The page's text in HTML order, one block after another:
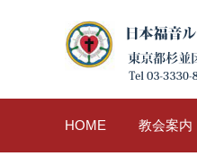
HOME 教会案内